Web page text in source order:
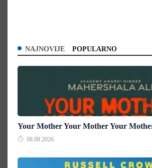
NAJNOVIJE POPULARNO
Your Mother Your Mother Your
08.08.2026.